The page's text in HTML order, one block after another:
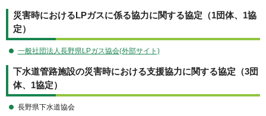
災害時におけるLPガスに係る協力に関する協定（1団体、1協
定）
一般社団法人長野県LPガス協会(外部サイト)
下水道管路施設の災害時における支援協力に関する協定（3団
体、1協定）
長野県下水道協会